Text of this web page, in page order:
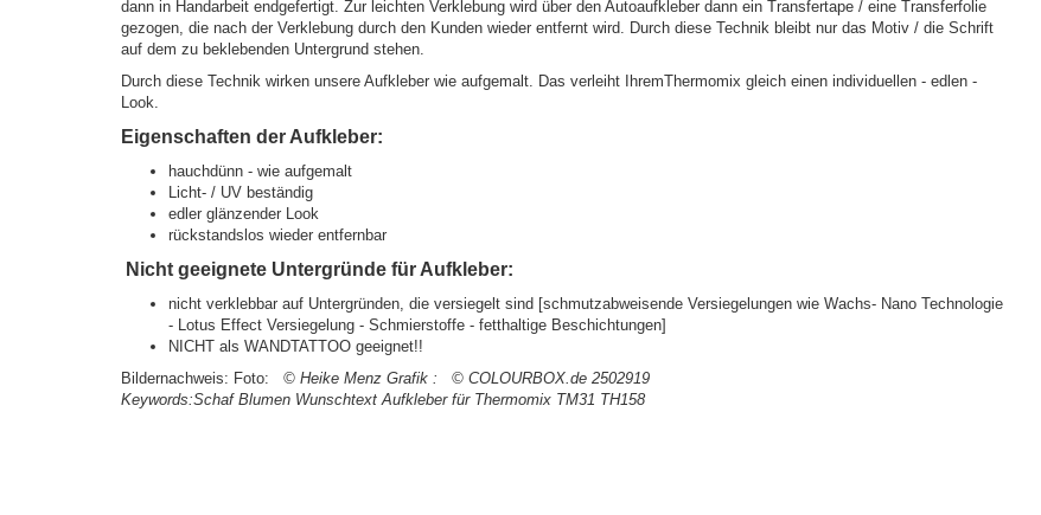
dann in Handarbeit endgefertigt. Zur leichten Verklebung wird über den Autoaufkleber dann ein Transfertape / eine Transferfolie
gezogen, die nach der Verklebung durch den Kunden wieder entfernt wird. Durch diese Technik bleibt nur das Motiv / die Schrift
auf dem zu beklebenden Untergrund stehen.
Durch diese Technik wirken unsere Aufkleber wie aufgemalt. Das verleiht IhremThermomix gleich einen individuellen - edlen -
Look.
Eigenschaften der Aufkleber:
hauchdünn - wie aufgemalt
Licht- / UV beständig
edler glänzender Look
rückstandslos wieder entfernbar
Nicht geeignete Untergründe für Aufkleber:
nicht verklebbar auf Untergründen, die versiegelt sind [schmutzabweisende Versiegelungen wie Wachs- Nano Technologie
- Lotus Effect Versiegelung - Schmierstoffe - fetthaltige Beschichtungen]
NICHT als WANDTATTOO geeignet!!
Bildernachweis: Foto: © Heike Menz Grafik : © COLOURBOX.de 2502919
Keywords:Schaf Blumen Wunschtext Aufkleber für Thermomix TM31 TH158